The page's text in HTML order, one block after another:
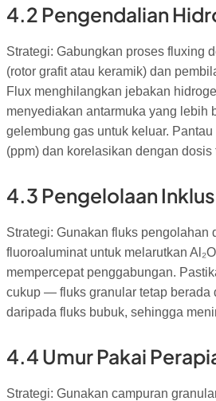
4.2 Pengendalian
Strategi: Gabungkan proses fluxing
(rotor grafit atau keramik) dan
Flux menghilangkan jebakan
menyediakan antarmuka yang lebih
gelembung gas untuk keluar.
(ppm) dan korelasikan dengan dosis
4.3 Pengelolaan
Strategi: Gunakan fluks pengolahan
fluoroaluminat untuk melarutkan
mempercepat penggabungan.
cukup — fluks granular tetap berada
daripada fluks bubuk, sehingga
4.4 Umur Pakai
Strategi: Gunakan campuran